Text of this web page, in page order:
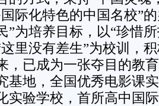
际化特色的中国名校”
”为培养目标，以“珍惜
里没有差生”为校训，
，已成为一张夺目的教
基地，全国优秀电影课
实验学校，首所高中国